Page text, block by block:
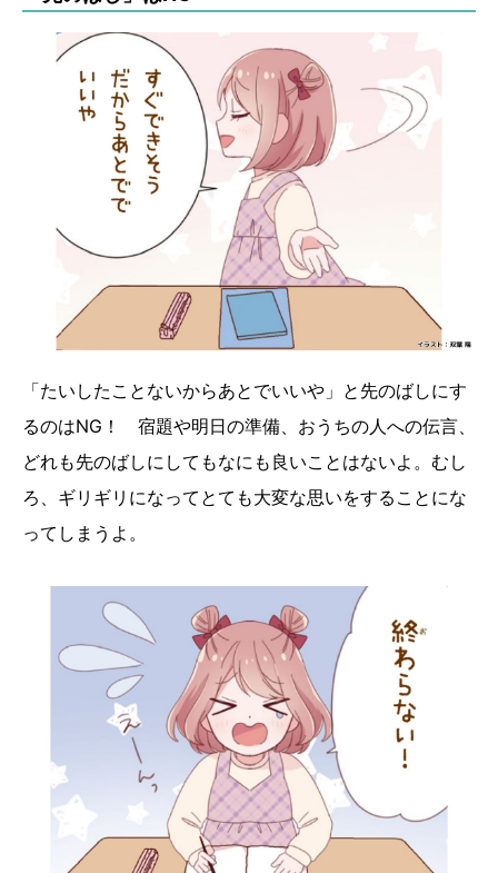
「たいしたことないからあとでいいや」と先のばしにす
るのはNG！ 宿題や明日の準備、おうちの人への伝言、
どれも先のばしにしてもなにも良いことはないよ。むし
ろ、ギリギリになってとても大変な思いをすることにな
ってしまうよ。